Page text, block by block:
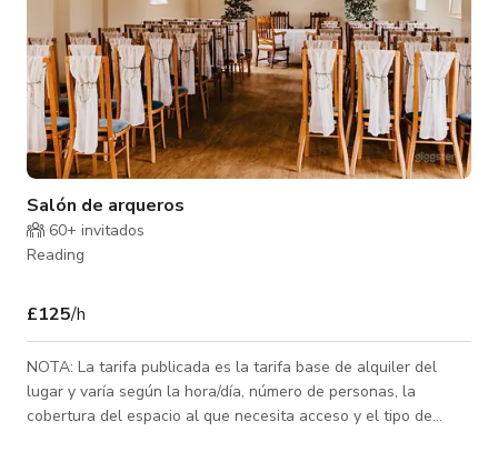
Salón de arqueros
60+ invitados
Reading
£125/h
NOTA: La tarifa publicada es la tarifa base de alquiler del
lugar y varía según la hora/día, número de personas, la
cobertura del espacio al que necesita acceso y el tipo de